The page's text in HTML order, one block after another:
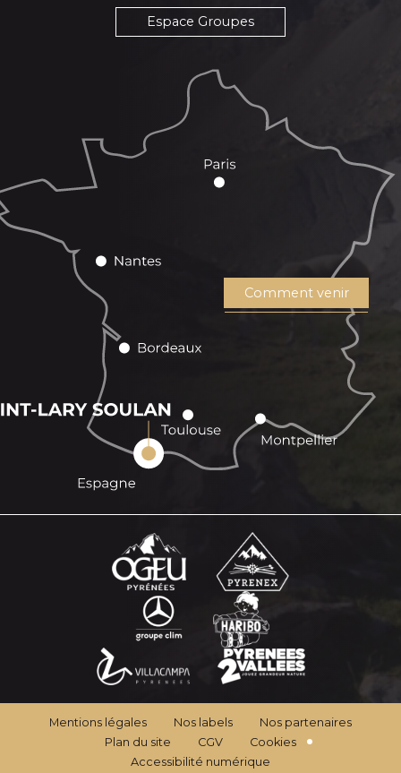
Espace Groupes
Comment venir
Mentions légales Nos labels
Nos partenaires
Plan du site
CGV
Cookies
Accessibilité numérique